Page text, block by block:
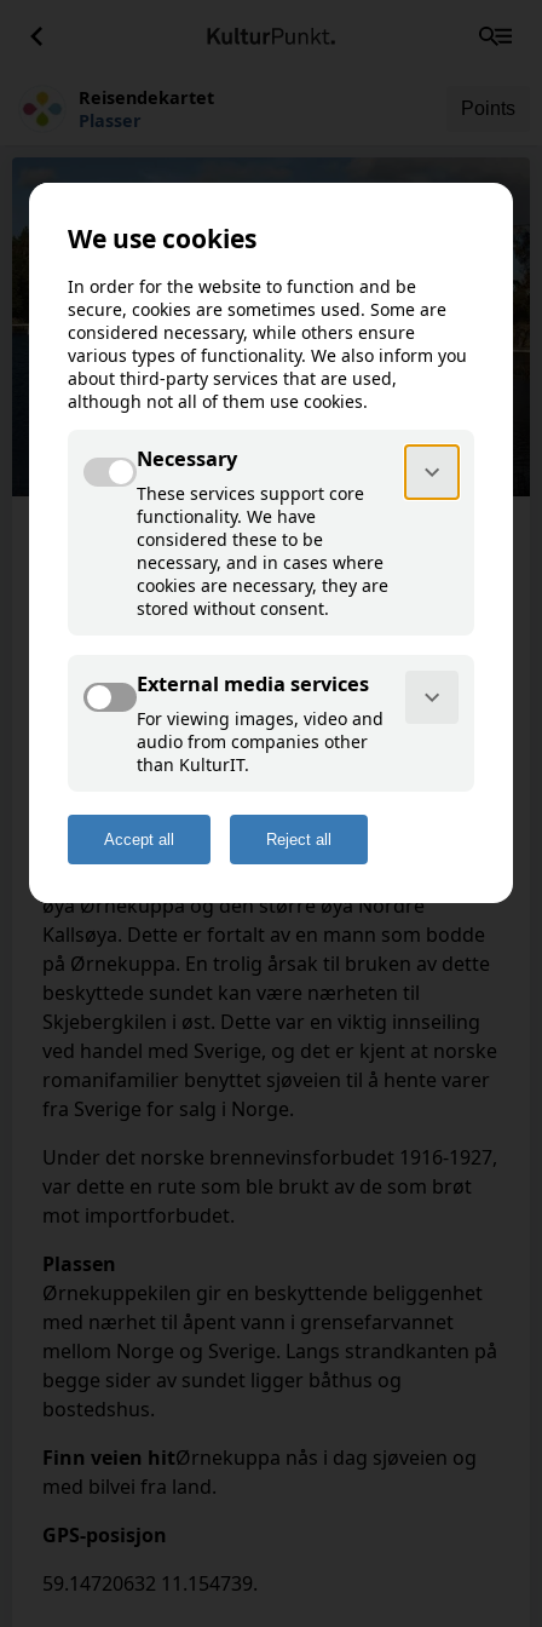
Reisendekartet
Plasser
Points
This article is not available in your
language.
Ørnekuppekilen
Goto map
Ankringsplass for båter brukt av romanifolket.
resandefolket.
øya Ørnekuppa og den større øya Nordre
Kallsøya. Dette er fortalt av en mann som bodde
på Ørnekuppa. En trolig årsak til bruken av dette
beskyttede sundet kan være nærheten til
Skjebergkilen i øst. Dette var en viktig innseiling
ved handel med Sverige, og det er kjent at norske
romanifamilier benyttet sjøveien til å hente varer
fra Sverige for salg i Norge.
Under det norske brennevinsforbudet 1916-1927,
var dette en rute som ble brukt av de som brøt
mot importforbudet.
Plassen
Ørnekuppekilen gir en beskyttende beliggenhet
med nærhet til åpent vann i grensefarvannet
mellom Norge og Sverige. Langs strandkanten på
begge sider av sundet ligger båthus og
bostedshus.
Finn veien hitØrnekuppa nås i dag sjøveien og
med bilvei fra land.
GPS-posisjon
59.14720632 11.154739.